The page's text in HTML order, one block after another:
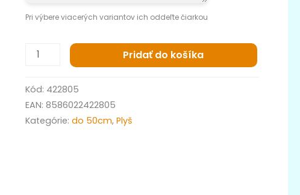
Pri výbere viacerých variantov ich oddeľte čiarkou
Pridať do košíka
Kód: 422805
EAN:8586022422805
Kategórie:do 50cm,Plyš